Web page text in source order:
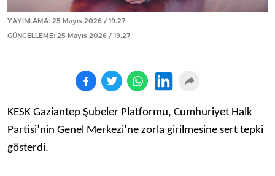
YAYINLAMA: 25 Mayıs 2026 / 19.27
GÜNCELLEME: 25 Mayıs 2026 / 19.27
KESK Gaziantep Şubeler Platformu, Cumhuriyet Halk
Partisi’nin Genel Merkezi’ne zorla girilmesine sert tepki
gösterdi.